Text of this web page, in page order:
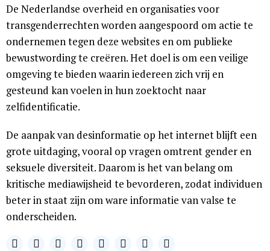
De Nederlandse overheid en organisaties voor
transgenderrechten worden aangespoord om actie te
ondernemen tegen deze websites en om publieke
bewustwording te creëren. Het doel is om een veilige
omgeving te bieden waarin iedereen zich vrij en
gesteund kan voelen in hun zoektocht naar
zelfidentificatie.
De aanpak van desinformatie op het internet blijft een
grote uitdaging, vooral op vragen omtrent gender en
seksuele diversiteit. Daarom is het van belang om
kritische mediawijsheid te bevorderen, zodat individuen
beter in staat zijn om ware informatie van valse te
onderscheiden.